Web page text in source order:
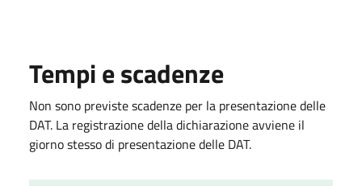
Tempi e scadenze
Non sono previste scadenze per la presentazione delle
DAT. La registrazione della dichiarazione avviene il
giorno stesso di presentazione delle DAT.